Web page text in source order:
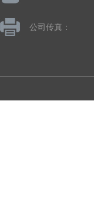
公司传真：